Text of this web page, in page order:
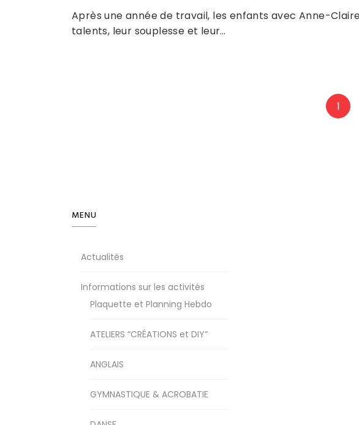
Après une année de travail, les enfants avec Anne-
talents, leur souplesse et leur…
Page
1
MENU
Actualités
Informations sur les activités
Plaquette et Planning Hebdo
ATELIERS “CRÉATIONS et DIY”
ANGLAIS
GYMNASTIQUE & ACROBATIE